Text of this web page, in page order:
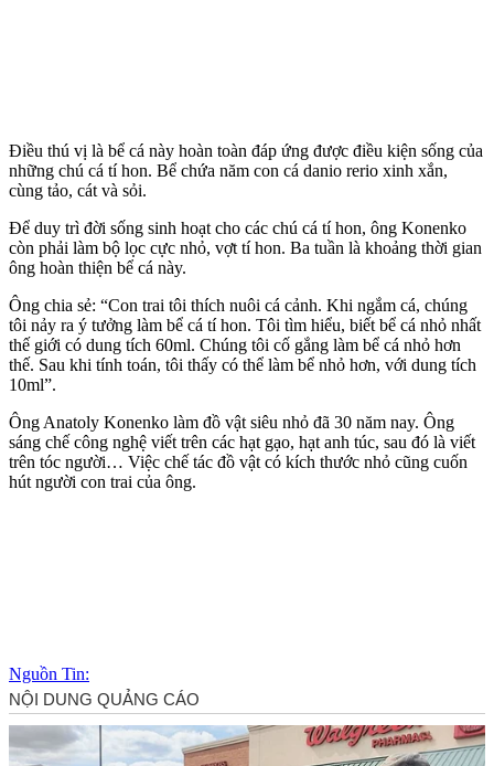
Điều thú vị là bể cá này hoàn toàn đáp ứng được điều kiện sống của
những chú cá tí hon. Bể chứa năm con cá danio rerio xinh xắn,
cùng tảo, cát và sỏi.
Để duy trì đời sống sinh hoạt cho các chú cá tí hon, ông Konenko
còn phải làm bộ lọc cực nhỏ, vợt tí hon. Ba tuần là khoảng thời gian
ông hoàn thiện bể cá này.
Ông chia sẻ: “Con trai tôi thích nuôi cá cảnh. Khi ngắm cá, chúng
tôi nảy ra ý tưởng làm bể cá tí hon. Tôi tìm hiểu, biết bể cá nhỏ nhất
thế giới có dung tích 60ml. Chúng tôi cố gắng làm bể cá nhỏ hơn
thế. Sau khi tính toán, tôi thấy có thể làm bể nhỏ hơn, với dung tích
10ml”.
Ông Anatoly Konenko làm đồ vật siêu nhỏ đã 30 năm nay. Ông
sáng chế công nghệ viết trên các hạt gạo, hạt anh túc, sau đó là viết
trên tóc người… Việc chế tác đồ vật có kích thước nhỏ cũng cuốn
hút người con trai của ông.
Nguồn Tin: